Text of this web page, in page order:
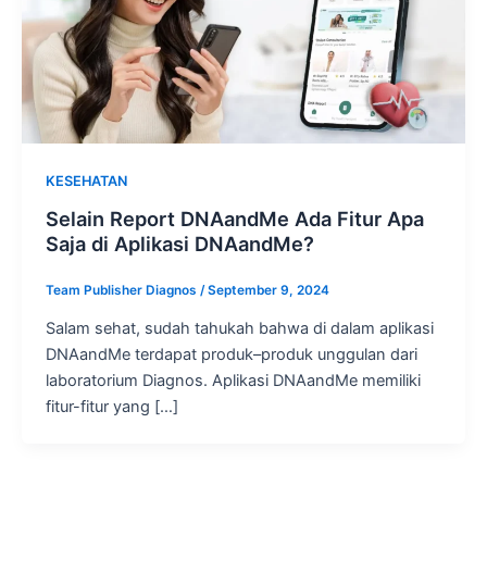
KESEHATAN
Selain Report DNAandMe Ada Fitur Apa
Saja di Aplikasi DNAandMe?
Team Publisher Diagnos /September 9, 2024
Salam sehat, sudah tahukah bahwa di dalam aplikasi
DNAandMe terdapat produk–produk unggulan dari
laboratorium Diagnos. Aplikasi DNAandMe memiliki
fitur-fitur yang […]